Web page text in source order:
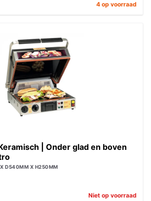
4 op voorraad
| Onder glad en boven
D540MM X H250MM
Niet op voorraad